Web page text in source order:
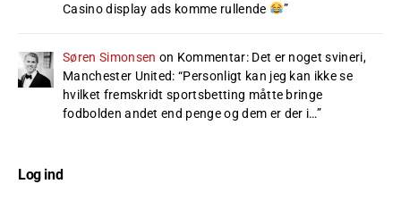
Casino display ads komme rullende
”
Søren Simonsen on Kommentar: Det er noget svineri,
Manchester United: “Personligt kan jeg kan ikke se
hvilket fremskridt sportsbetting måtte bringe
fodbolden andet end penge og dem er der i…”
Log ind